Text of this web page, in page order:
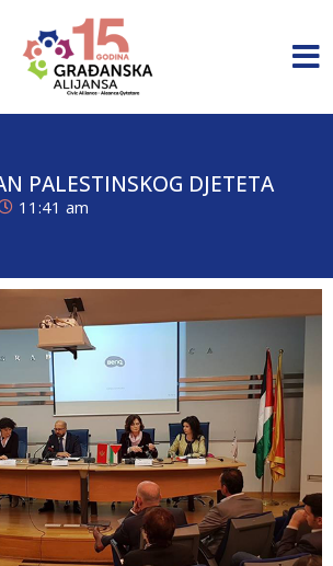
PALESTINSKOG DJETETA
11:41 am